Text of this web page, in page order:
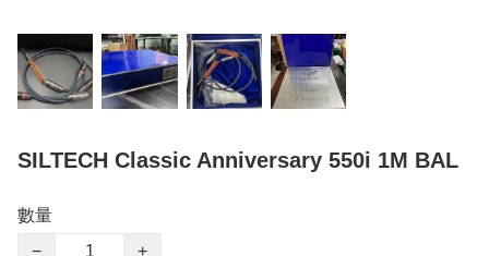
SILTECH Classic Anniversary 550i 1M BAL
數量
−
+